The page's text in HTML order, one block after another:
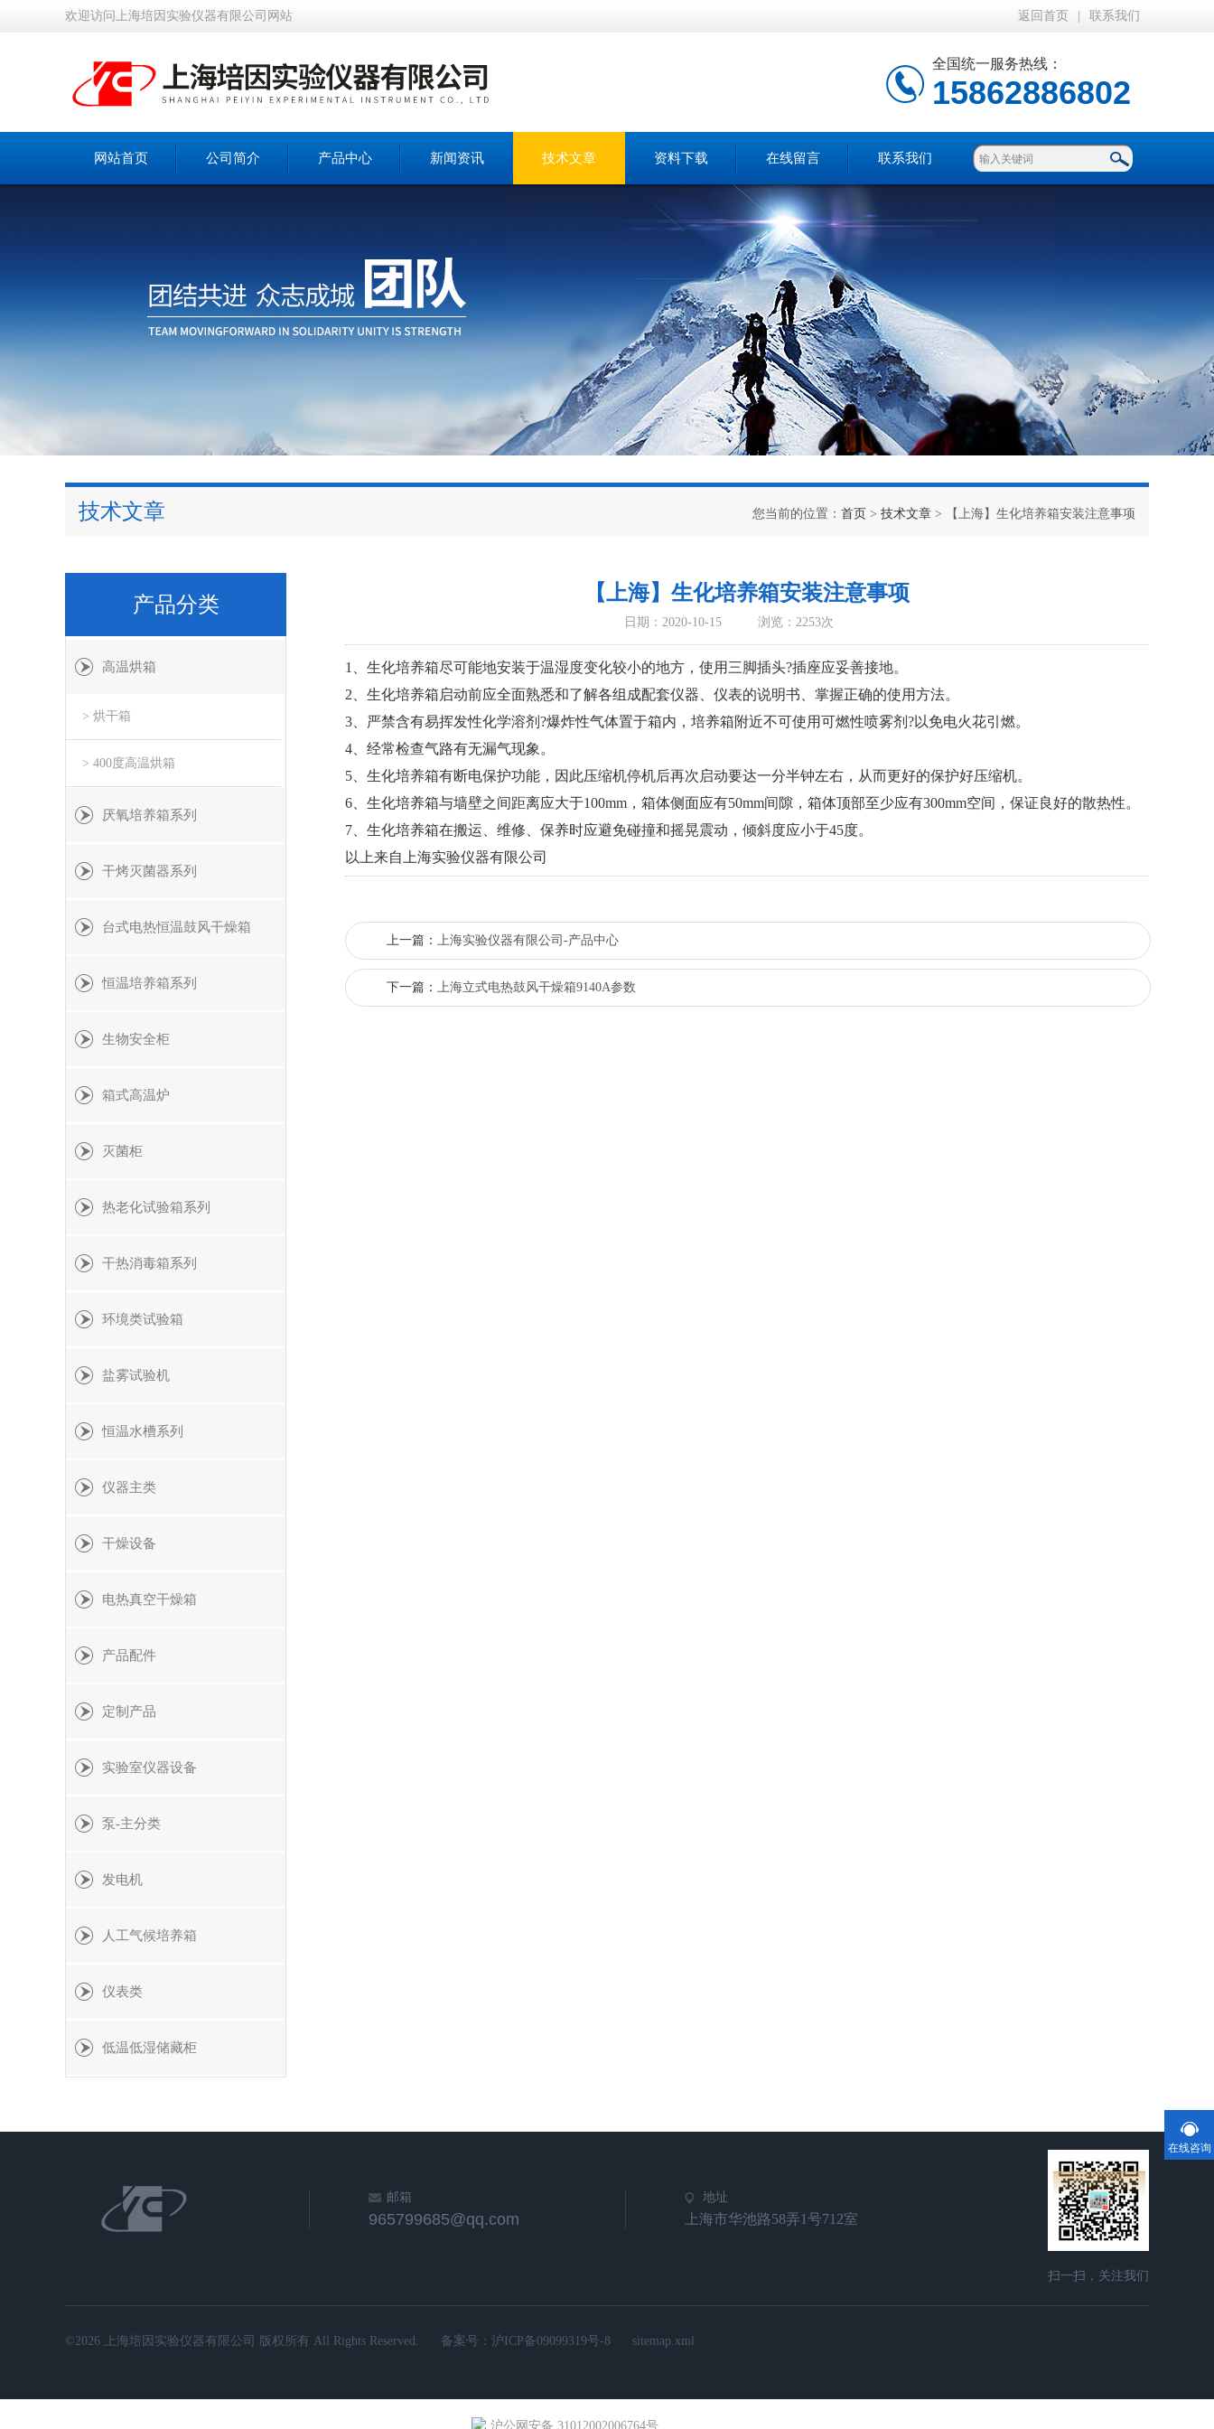
欢迎访问上海培因实验仪器有限公司网站 返回首页 联系我们
全国统一服务热线：
15862886802
网站首页 公司简介 产品中心 新闻资讯 技术文章 资料下载 在线留言 联系我们
技术文章 您当前的位置： 首页 > 技术文章 > 【上海】生化培养箱安装注意事项
【上海】生化培养箱安装注意事项
日期：2020-10-15 浏览：2253次
1、生化培养箱尽可能地安装于温湿度变化较小的地方，使用三脚插头?插座应妥善接地。
2、生化培养箱启动前应全面熟悉和了解各组成配套仪器、仪表的说明书、掌握正确的使用方法。
3、严禁含有易挥发性化学溶剂?爆炸性气体置于箱内，培养箱附近不可使用可燃性喷雾剂?以免电火花引燃。
4、经常检查气路有无漏气现象。
5、生化培养箱有断电保护功能，因此压缩机停机后再次启动要达一分半钟左右，从而更好的保护好压缩机。
6、生化培养箱与墙壁之间距离应大于100mm，箱体侧面应有50mm间隙，箱体顶部至少应有300mm空间，保证良好的散热性。
7、生化培养箱在搬运、维修、保养时应避免碰撞和摇晃震动，倾斜度应小于45度。
以上来自 上海实验仪器有限公司
上一篇： 上海实验仪器有限公司-产品中心
下一篇： 上海立式电热鼓风干燥箱9140A参数
产品分类
高温烘箱
> 烘干箱
> 400度高温烘箱
厌氧培养箱系列
干烤灭菌器系列
台式电热恒温鼓风干燥箱
恒温培养箱系列
生物安全柜
箱式高温炉
灭菌柜
热老化试验箱系列
干热消毒箱系列
环境类试验箱
盐雾试验机
恒温水槽系列
仪器主类
干燥设备
电热真空干燥箱
产品配件
定制产品
实验室仪器设备
泵-主分类
发电机
人工气候培养箱
仪表类
低温低湿储藏柜
邮箱
965799685@qq.com
地址
上海市华池路58弄1号712室
扫一扫，关注我们
©2026 上海培因实验仪器有限公司 版权所有 All Rights Reserved. 备案号： 沪ICP备09099319号-8 sitemap.xml
在线咨询
沪公网安备 31012002006764号